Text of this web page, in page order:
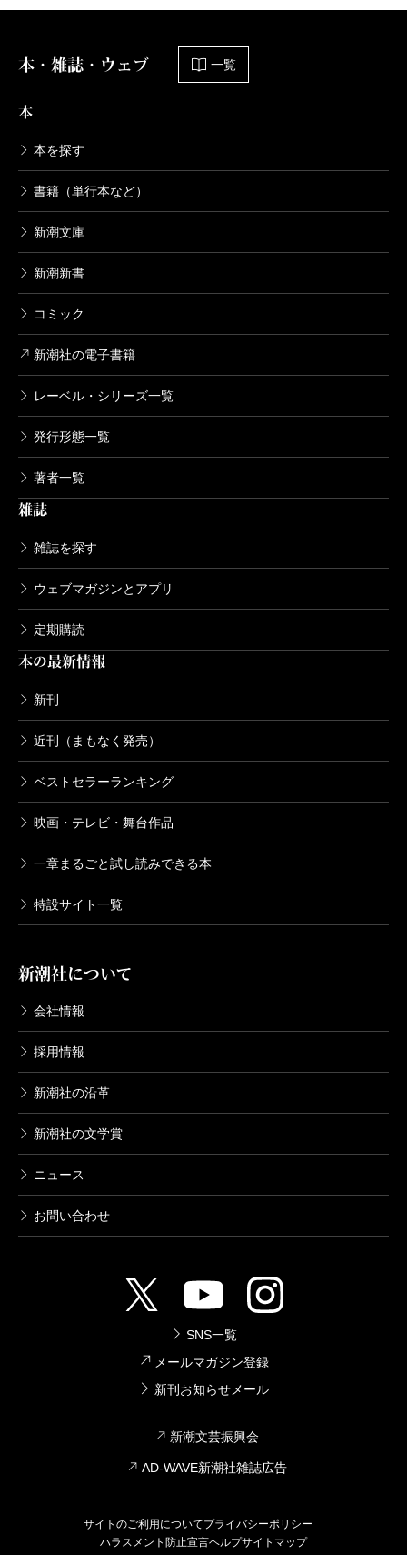
本・雑誌・ウェブ 一覧
本
本を探す
書籍（単行本など）
新潮文庫
新潮新書
コミック
新潮社の電子書籍
レーベル・シリーズ一覧
発行形態一覧
著者一覧
雑誌
雑誌を探す
ウェブマガジンとアプリ
定期購読
本の最新情報
新刊
近刊（まもなく発売）
ベストセラーランキング
映画・テレビ・舞台作品
一章まるごと試し読みできる本
特設サイト一覧
新潮社について
会社情報
採用情報
新潮社の沿革
新潮社の文学賞
ニュース
お問い合わせ
SNS一覧
メールマガジン登録
新刊お知らせメール
新潮文芸振興会
AD-WAVE新潮社雑誌広告
サイトのご利用についてプライバシーポリシー
ハラスメント防止宣言ヘルプサイトマップ